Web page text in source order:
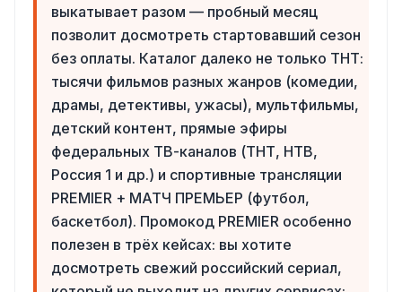
выкатывает разом — пробный месяц
позволит досмотреть стартовавший сезон
без оплаты. Каталог далеко не только ТНТ:
тысячи фильмов разных жанров (комедии,
драмы, детективы, ужасы), мультфильмы,
детский контент, прямые эфиры
федеральных ТВ-каналов (ТНТ, НТВ,
Россия 1 и др.) и спортивные трансляции
PREMIER + МАТЧ ПРЕМЬЕР (футбол,
баскетбол). Промокод PREMIER особенно
полезен в трёх кейсах: вы хотите
досмотреть свежий российский сериал,